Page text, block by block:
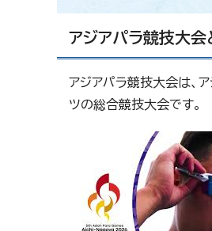
アジアパラ競技大会
アジアパラ競技大会は、
ツの総合競技大会です。